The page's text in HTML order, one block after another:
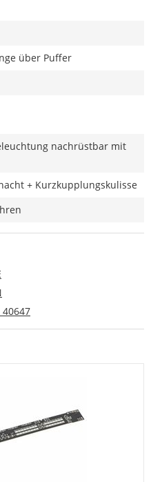
über Puffer
nachrüstbar mit
+ Kurzkupplungskulisse